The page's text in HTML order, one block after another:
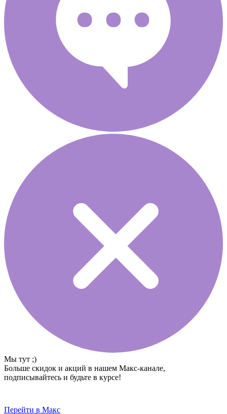
Мы тут ;)
Больше скидок и акций в нашем Макс-канале,
подписывайтесь и будьте в курсе!
Перейти в Макс